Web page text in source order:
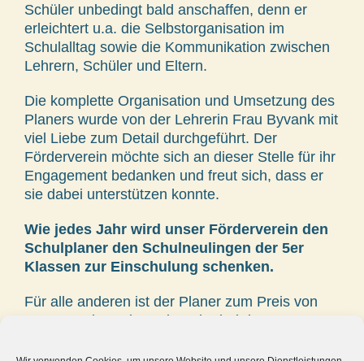
Schüler unbedingt bald anschaffen, denn er
erleichtert u.a. die Selbstorganisation im
Schulalltag sowie die Kommunikation zwischen
Lehrern, Schüler und Eltern.
Die komplette Organisation und Umsetzung des
Planers wurde von der Lehrerin Frau Byvank mit
viel Liebe zum Detail durchgeführt. Der
Förderverein möchte sich an dieser Stelle für ihr
Engagement bedanken und freut sich, dass er
sie dabei unterstützen konnte.
Wie jedes Jahr wird unser Förderverein den
Schulplaner den Schulneulingen der 5er
Klassen zur Einschulung schenken.
Für alle anderen ist der Planer zum Preis von
5,00 Euro im Sekretariat oder bei der